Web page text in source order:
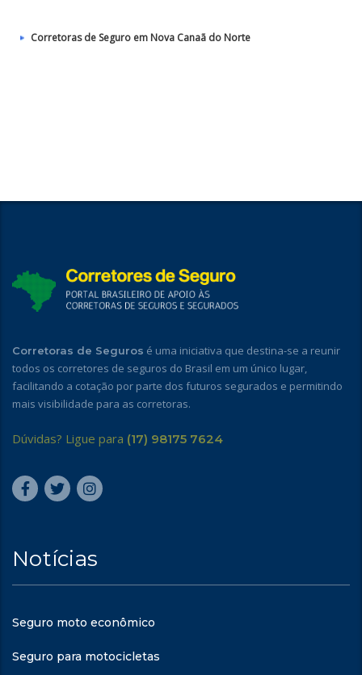
Corretoras de Seguro em Nova Canaã do Norte
Corretoras de Seguros é uma iniciativa que destina-se a reunir
todos os corretores de seguros do Brasil em um único lugar,
facilitando a cotação por parte dos futuros segurados e permitindo
mais visibilidade para as corretoras.
Dúvidas? Ligue para (17) 98175 7624
Notícias
Seguro moto econômico
Seguro para motocicletas